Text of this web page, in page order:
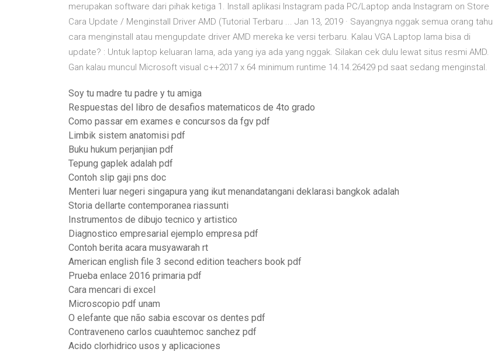
merupakan software dari pihak ketiga 1. Install aplikasi Instagram pada PC/Laptop anda Instagram on Store
Cara Update / Menginstall Driver AMD (Tutorial Terbaru ... Jan 13, 2019 · Sayangnya nggak semua orang tahu
cara menginstall atau mengupdate driver AMD mereka ke versi terbaru. Kalau VGA Laptop lama bisa di
update? : Untuk laptop keluaran lama, ada yang iya ada yang nggak. Silakan cek dulu lewat situs resmi AMD.
Gan kalau muncul Microsoft visual c++2017 x 64 minimum runtime 14.14.26429 pd saat sedang menginstal.
Soy tu madre tu padre y tu amiga
Respuestas del libro de desafios matematicos de 4to grado
Como passar em exames e concursos da fgv pdf
Limbik sistem anatomisi pdf
Buku hukum perjanjian pdf
Tepung gaplek adalah pdf
Contoh slip gaji pns doc
Menteri luar negeri singapura yang ikut menandatangani deklarasi bangkok adalah
Storia dellarte contemporanea riassunti
Instrumentos de dibujo tecnico y artistico
Diagnostico empresarial ejemplo empresa pdf
Contoh berita acara musyawarah rt
American english file 3 second edition teachers book pdf
Prueba enlace 2016 primaria pdf
Cara mencari di excel
Microscopio pdf unam
O elefante que não sabia escovar os dentes pdf
Contraveneno carlos cuauhtemoc sanchez pdf
Acido clorhidrico usos y aplicaciones